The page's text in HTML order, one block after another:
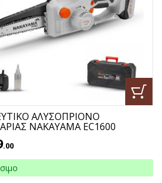
ΑΛΥΣΟΠΡΙΟΝΟ
ΝΑΚΑΥΑΜΑ EC1600
.00